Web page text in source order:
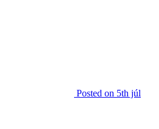
Posted on 5th júl